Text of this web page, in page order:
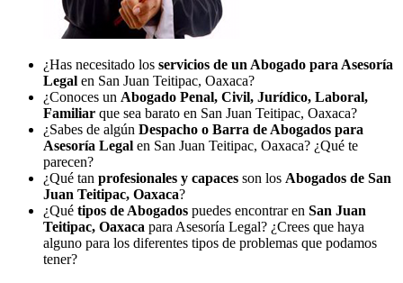
¿Has necesitado los servicios de un Abogado para Asesoría
Legal en San Juan Teitipac, Oaxaca?
¿Conoces un Abogado Penal, Civil, Jurídico, Laboral,
Familiar que sea barato en San Juan Teitipac, Oaxaca?
¿Sabes de algún Despacho o Barra de Abogados para
Asesoría Legal en San Juan Teitipac, Oaxaca? ¿Qué te
parecen?
¿Qué tan profesionales y capaces son los Abogados de San
Juan Teitipac, Oaxaca?
¿Qué tipos de Abogados puedes encontrar en San Juan
Teitipac, Oaxaca para Asesoría Legal? ¿Crees que haya
alguno para los diferentes tipos de problemas que podamos
tener?